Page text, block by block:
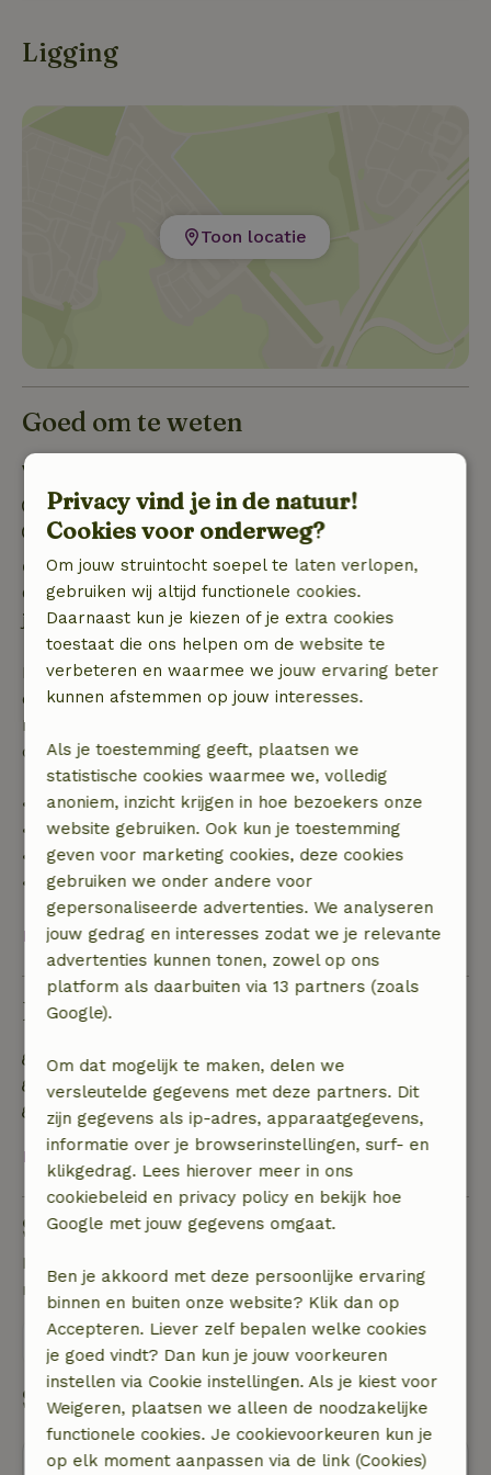
Ligging
Toon locatie
Goed om te weten
Verblijfdetails
Inchecken: 14:00- 18:00
Uitchecken: 08:00- 11:00
Gratis annuleren binnen 24 uur
Gratis annuleren binnen 24 uur na bevestiging van
je boeking.
Bij annulering binnen gestelde periode heb je recht
op volledige terugbetaling van het boekingsbedrag.
Daarna krijg je een deel van de reissom en 100% van
de borg terugbetaald:
• tot 42 dagen voor aankomst: 70% terugbetaald
• 42–28 dagen voor aankomst: 40% terugbetaald
• 28 dagen tot de aankomstdag: 10% terugbetaald
• op de aankomstdag of later: geen terugbetaling
Bekijk alles
Duurzaamheid
Energie label: Uitgesloten
Gebouwd met natuurlijke bouwmaterialen
Voedselverspilling is geminimaliseerd
Bekijk alles
Stel een vraag
Neem contact op met de verhuurder van het
natuurhuisje
Stuur een bericht
Start mijn boeking
Privacy vind je in de natuur!
Cookies voor onderweg?
Om jouw struintocht soepel te laten verlopen,
gebruiken wij altijd functionele cookies.
Daarnaast kun je kiezen of je extra cookies
toestaat die ons helpen om de website te
verbeteren en waarmee we jouw ervaring beter
kunnen afstemmen op jouw interesses.
Als je toestemming geeft, plaatsen we
statistische cookies waarmee we, volledig
anoniem, inzicht krijgen in hoe bezoekers onze
website gebruiken. Ook kun je toestemming
geven voor marketing cookies, deze cookies
gebruiken we onder andere voor
gepersonaliseerde advertenties. We analyseren
jouw gedrag en interesses zodat we je relevante
advertenties kunnen tonen, zowel op ons
platform als daarbuiten via 13 partners (zoals
Google).
Om dat mogelijk te maken, delen we
versleutelde gegevens met deze partners. Dit
zijn gegevens als ip-adres, apparaatgegevens,
informatie over je browserinstellingen, surf- en
klikgedrag. Lees hierover meer in ons
cookiebeleid en privacy policy en bekijk hoe
Google met jouw gegevens omgaat.
Ben je akkoord met deze persoonlijke ervaring
binnen en buiten onze website? Klik dan op
Accepteren. Liever zelf bepalen welke cookies
je goed vindt? Dan kun je jouw voorkeuren
instellen via Cookie instellingen. Als je kiest voor
Weigeren, plaatsen we alleen de noodzakelijke
functionele cookies. Je cookievoorkeuren kun je
op elk moment aanpassen via de link (Cookies)